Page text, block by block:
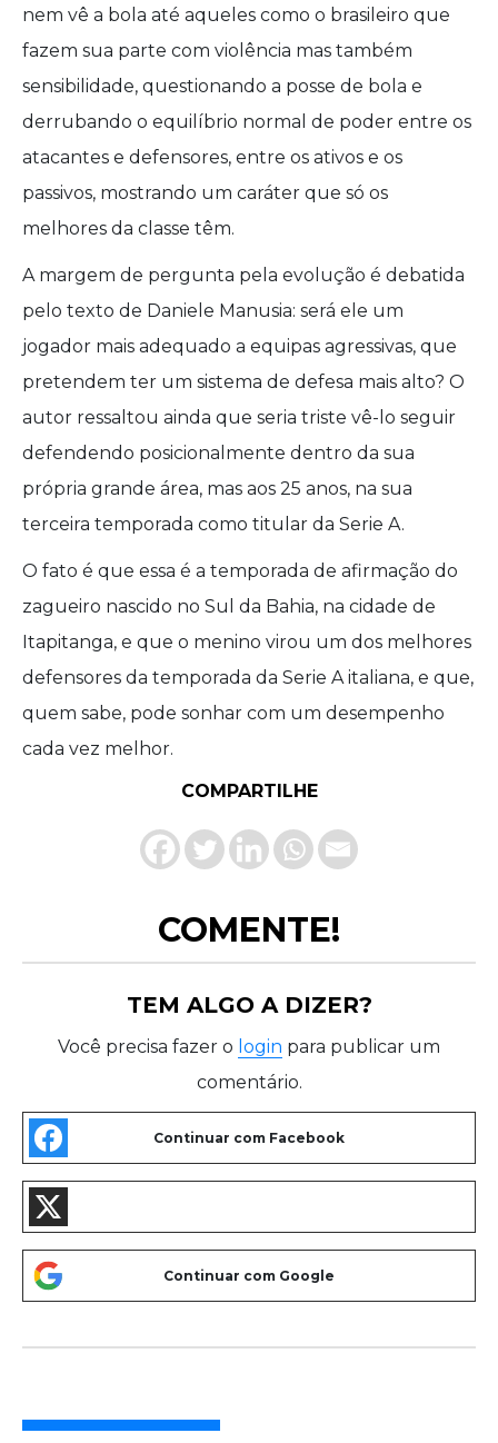
nem vê a bola até aqueles como o brasileiro que
fazem sua parte com violência mas também
sensibilidade, questionando a posse de bola e
derrubando o equilíbrio normal de poder entre os
atacantes e defensores, entre os ativos e os
passivos, mostrando um caráter que só os
melhores da classe têm.
A margem de pergunta pela evolução é debatida
pelo texto de Daniele Manusia: será ele um
jogador mais adequado a equipas agressivas, que
pretendem ter um sistema de defesa mais alto? O
autor ressaltou ainda que seria triste vê-lo seguir
defendendo posicionalmente dentro da sua
própria grande área, mas aos 25 anos, na sua
terceira temporada como titular da Serie A.
O fato é que essa é a temporada de afirmação do
zagueiro nascido no Sul da Bahia, na cidade de
Itapitanga, e que o menino virou um dos melhores
defensores da temporada da Serie A italiana, e que,
quem sabe, pode sonhar com um desempenho
cada vez melhor.
COMPARTILHE
COMENTE!
TEM ALGO A DIZER?
Você precisa fazer o login para publicar um
comentário.